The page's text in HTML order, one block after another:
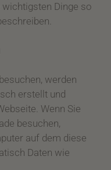
Dinge so
werden
erstellt und
Wenn Sie
besuchen,
auf dem diese
Daten wie